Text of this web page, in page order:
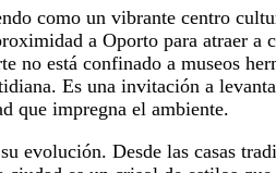
como un vibrante centro
a Oporto para atraer a
no está confinado a museos
Es una invitación a
que impregna el ambiente.
evolución. Desde las casas